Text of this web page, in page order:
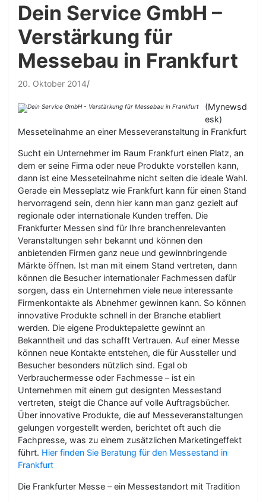
Dein Service GmbH –
Verstärkung für
Messebau in Frankfurt
20. Oktober 2014
(Mynewsd
esk)
Messeteilnahme an einer Messeveranstaltung in Frankfurt
Sucht ein Unternehmer im Raum Frankfurt einen Platz, an
dem er seine Firma oder neue Produkte vorstellen kann,
dann ist eine Messeteilnahme nicht selten die ideale Wahl.
Gerade ein Messeplatz wie Frankfurt kann für einen Stand
hervorragend sein, denn hier kann man ganz gezielt auf
regionale oder internationale Kunden treffen. Die
Frankfurter Messen sind für Ihre branchenrelevanten
Veranstaltungen sehr bekannt und können den
anbietenden Firmen ganz neue und gewinnbringende
Märkte öffnen. Ist man mit einem Stand vertreten, dann
können die Besucher internationaler Fachmessen dafür
sorgen, dass ein Unternehmen viele neue interessante
Firmenkontakte als Abnehmer gewinnen kann. So können
innovative Produkte schnell in der Branche etabliert
werden. Die eigene Produktepalette gewinnt an
Bekanntheit und das schafft Vertrauen. Auf einer Messe
können neue Kontakte entstehen, die für Aussteller und
Besucher besonders nützlich sind. Egal ob
Verbrauchermesse oder Fachmesse – ist ein
Unternehmen mit einem gut designten Messestand
vertreten, steigt die Chance auf volle Auftragsbücher.
Über innovative Produkte, die auf Messeveranstaltungen
gelungen vorgestellt werden, berichtet oft auch die
Fachpresse, was zu einem zusätzlichen Marketingeffekt
führt. Hier finden Sie Beratung für den Messestand in
Frankfurt
Die Frankfurter Messe – ein Messestandort mit Tradition